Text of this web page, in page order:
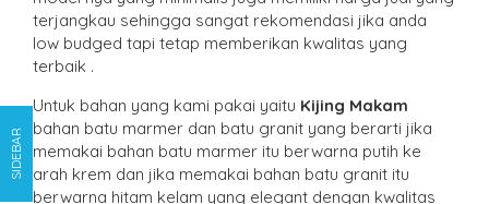
terjangkau sehingga sangat rekomendasi jika anda
low budged tapi tetap memberikan kwalitas yang
terbaik .
Untuk bahan yang kami pakai yaitu Kijing Makam
bahan batu marmer dan batu granit yang berarti jika
memakai bahan batu marmer itu berwarna putih ke
arah krem dan jika memakai bahan batu granit itu
berwarna hitam kelam yang elegant dengan kwalitas
SIDEBAR